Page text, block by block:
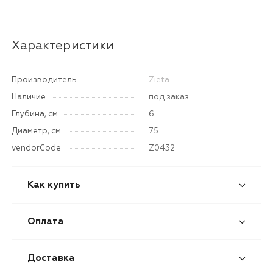
Характеристики
Производитель
Zieta
Наличие
под заказ
Глубина, см
6
Диаметр, см
75
vendorCode
Z0432
Как купить
Оплата
Доставка